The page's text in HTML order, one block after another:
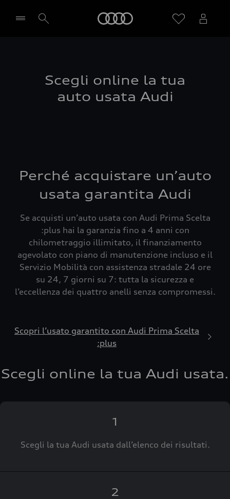
Scegli online la tua
auto usata Audi
Perché acquistare un’auto
usata garantita Audi
Se acquisti un’auto usata con Audi Prima Scelta
:plus hai la garanzia fino a 4 anni con
chilometraggio illimitato, il finanziamento
agevolato con piano di manutenzione incluso e il
Servizio Mobilità con assistenza stradale 24 ore
su 24, 7 giorni su 7: tutta la sicurezza e
l’eccellenza dei quattro anelli senza compromessi.
Scopri l’usato garantito con Audi Prima Scelta
:plus
Scegli online la tua Audi usata.
1
Scegli la tua Audi usata dall’elenco dei risultati.
2